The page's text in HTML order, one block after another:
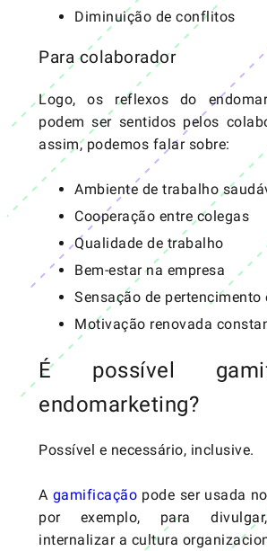
Diminuição de conflitos
Para colaborador
Logo, os reflexos do
podem ser sentidos pelos
assim, podemos falar sobre:
Ambiente de trabalho
Cooperação entre colegas
Qualidade de trabalho
Bem-estar na empresa
Sensação de pertencimento
Motivação renovada
É possível
endomarketing?
Possível e necessário, inclusive.
A gamificação pode ser usada
por exemplo, para
internalizar a cultura